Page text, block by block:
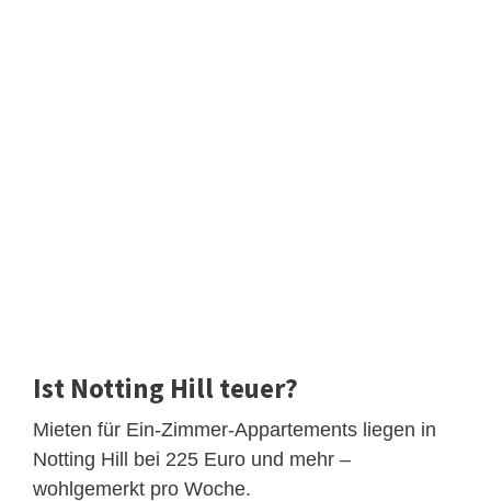
Ist Notting Hill teuer?
Mieten für Ein-Zimmer-Appartements liegen in
Notting Hill bei 225 Euro und mehr –
wohlgemerkt pro Woche.